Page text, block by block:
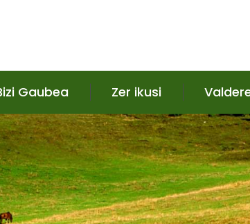
Gaubea Zer ikusi